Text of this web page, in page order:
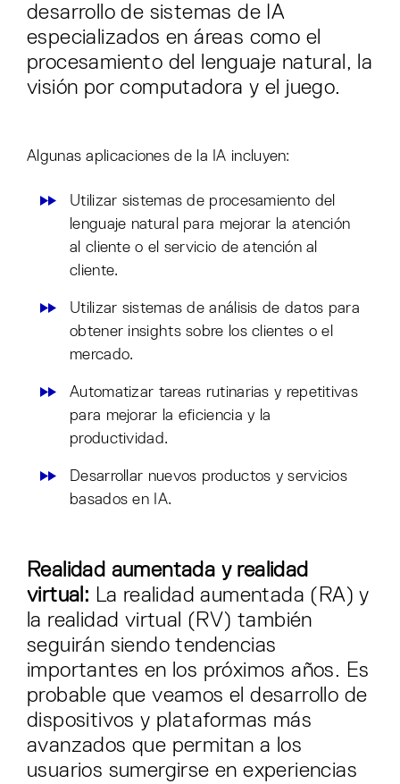
desarrollo de sistemas de IA
especializados en áreas como el
procesamiento del lenguaje natural, la
visión por computadora y el juego.
Algunas aplicaciones de la IA incluyen:
Utilizar sistemas de procesamiento del
lenguaje natural para mejorar la atención
al cliente o el servicio de atención al
cliente.
Utilizar sistemas de análisis de datos para
obtener insights sobre los clientes o el
mercado.
Automatizar tareas rutinarias y repetitivas
para mejorar la eficiencia y la
productividad.
Desarrollar nuevos productos y servicios
basados en IA.
Realidad aumentada y realidad
virtual: La realidad aumentada (RA) y
la realidad virtual (RV) también
seguirán siendo tendencias
importantes en los próximos años. Es
probable que veamos el desarrollo de
dispositivos y plataformas más
avanzados que permitan a los
usuarios sumergirse en experiencias